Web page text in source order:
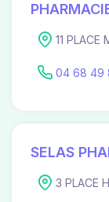
11 PLACE
04 68 49
SELAS
3 PLACE